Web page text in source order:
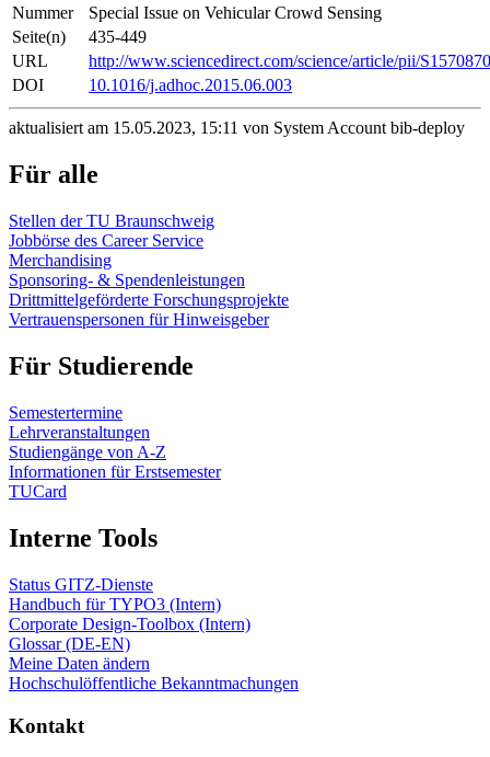
Nummer
Special Issue on Vehicular Crowd Sensing
Seite(n)
435-449
URL
http://www.sciencedirect.com/science/article/pii/
DOI
10.1016/j.adhoc.2015.06.003
aktualisiert am 15.05.2023, 15:11 von System Account bib-deploy
Für alle
Stellen der TU Braunschweig
Jobbörse des Career Service
Merchandising
Sponsoring- & Spendenleistungen
Drittmittelgeförderte Forschungsprojekte
Vertrauenspersonen für Hinweisgeber
Für Studierende
Semestertermine
Lehrveranstaltungen
Studiengänge von A-Z
Informationen für Erstsemester
TUCard
Interne Tools
Status GITZ-Dienste
Handbuch für TYPO3 (Intern)
Corporate Design-Toolbox (Intern)
Glossar (DE-EN)
Meine Daten ändern
Hochschulöffentliche Bekanntmachungen
Kontakt